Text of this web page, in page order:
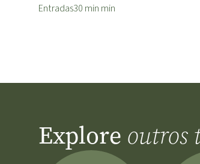
Entradas30 min min
Explore outros